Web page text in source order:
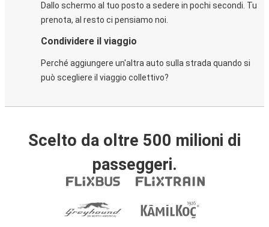
Dallo schermo al tuo posto a sedere in pochi secondi. Tu
prenota, al resto ci pensiamo noi.
Condividere il viaggio
Perché aggiungere un'altra auto sulla strada quando si
può scegliere il viaggio collettivo?
Scelto da oltre 500 milioni di
passeggeri.